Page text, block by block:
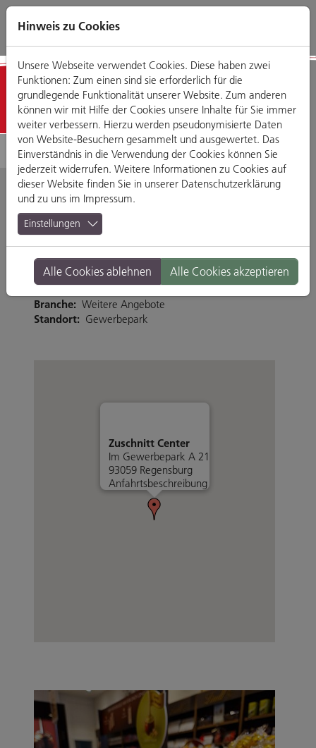
Direkt
zum
Zum
Hauptmenü
Zum
Footermenü
Zur
Website-
Detailansicht
Zuschnitt Center
Im Gewerbepark A 21, 93059 Regensburg
Tel. 0941 44646
http://www.zuschnitt-center.de/
Branche: Weitere Angebote
Standort: Gewerbepark
Zuschnitt Center
Im Gewerbepark A 21
93059 Regensburg
Anfahrtsbeschreibung
Hinweis zu Cookies
Unsere Webseite verwendet Cookies. Diese haben zwei
Funktionen: Zum einen sind sie erforderlich für die
grundlegende Funktionalität unserer Website. Zum anderen
können wir mit Hilfe der Cookies unsere Inhalte für Sie immer
weiter verbessern. Hierzu werden pseudonymisierte Daten
von Website-Besuchern gesammelt und ausgewertet. Das
Einverständnis in die Verwendung der Cookies können Sie
jederzeit widerrufen. Weitere Informationen zu Cookies auf
dieser Website finden Sie in unserer Datenschutzerklärung
und zu uns im Impressum.
Einstellungen
Alle Cookies ablehnen Alle Cookies akzeptieren